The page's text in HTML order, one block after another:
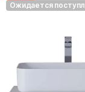
Ожидается